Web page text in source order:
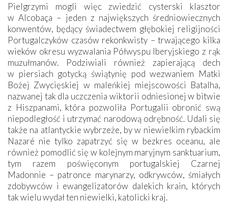
Pielgrzymi mogli więc zwiedzić cysterski klasztor
w Alcobaça – jeden z największych średniowiecznych
konwentów, będący świadectwem głębokiej religijności
Portugalczyków czasów rekonkwisty – trwającego kilka
wieków okresu wyzwalania Półwyspu Iberyjskiego z rąk
muzułmanów. Podziwiali również zapierającą dech
w piersiach gotycką świątynię pod wezwaniem Matki
Bożej Zwycięskiej w maleńkiej miejscowości Batalha,
nazwanej tak dla uczczenia wiktorii odniesionej w bitwie
z Hiszpanami, która pozwoliła Portugalii obronić swą
niepodległość i utrzymać narodową odrębność. Udali się
także na atlantyckie wybrzeże, by w niewielkim rybackim
Nazaré nie tylko zapatrzyć się w bezkres oceanu, ale
również pomodlić się w kolejnym maryjnym sanktuarium,
tym razem poświęconym portugalskiej Czarnej
Madonnie – patronce marynarzy, odkrywców, śmiałych
zdobywców i ewangelizatorów dalekich krain, których
tak wielu wydał ten niewielki, katolicki kraj.